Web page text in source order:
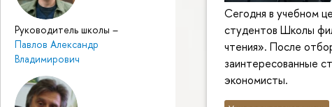
Руководитель школы –
Павлов Александр
Владимирович
Сегодня в учебном
студентов Школы
чтения». После
заинтересованные
экономисты.